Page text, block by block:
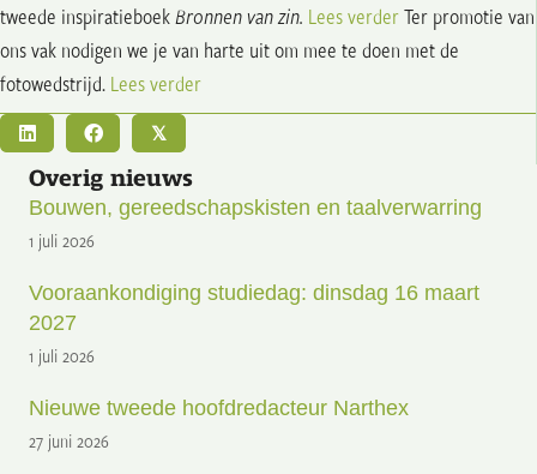
tweede inspiratieboekBronnen van zin. Lees verderTer promotie van
ons vak nodigen we je van harte uit om mee te doen met de
fotowedstrijd. Lees verder
𝕏
Overig nieuws
Bouwen, gereedschapskisten en taalverwarring
1 juli 2026
Vooraankondiging studiedag: dinsdag 16 maart
2027
1 juli 2026
Nieuwe tweede hoofdredacteur Narthex
27 juni 2026